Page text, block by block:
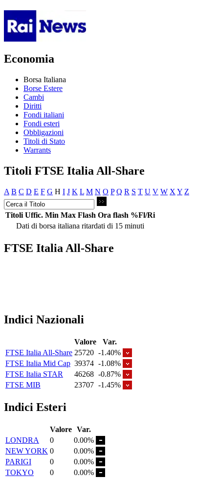
Economia
Borsa Italiana
Borse Estere
Cambi
Diritti
Fondi italiani
Fondi esteri
Obbligazioni
Titoli di Stato
Warrants
Titoli FTSE Italia All-Share
A B C D E F G H I J K L M N O P Q R S T U V W X Y Z
Titoli Uffic. Min Max Flash Ora flash %Fl/Ri
Dati di borsa italiana ritardati di 15 minuti
FTSE Italia All-Share
Indici Nazionali
Valore
Var.
FTSE Italia All-Share 25720 -1.40%
FTSE Italia Mid Cap 39374 -1.08%
FTSE Italia STAR
46268 -0.87%
FTSE MIB
23707 -1.45%
Indici Esteri
Valore Var.
LONDRA
0
0.00%
NEW YORK 0
0.00%
PARIGI
0
0.00%
TOKYO
0
0.00%